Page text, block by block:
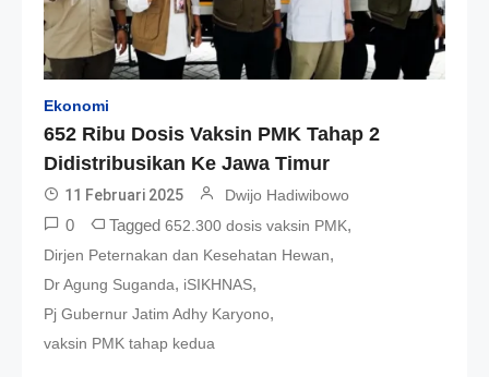
Ekonomi
652 Ribu Dosis Vaksin PMK Tahap 2
Didistribusikan Ke Jawa Timur
11 Februari 2025 Dwijo Hadiwibowo
0 Tagged 652.300 dosis vaksin PMK,
Dirjen Peternakan dan Kesehatan Hewan,
Dr Agung Suganda, iSIKHNAS,
Pj Gubernur Jatim Adhy Karyono,
vaksin PMK tahap kedua